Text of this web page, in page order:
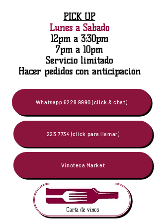
PICK UP
Lunes a Sábado
12pm a 3:30pm
7pm a 10pm
Servicio limitado
Hacer pedidos con anticipación
Whatsapp 6228 9990 (click & chat)
223 7734 (click para llamar)
Vinoteca Market
Carta de vinos